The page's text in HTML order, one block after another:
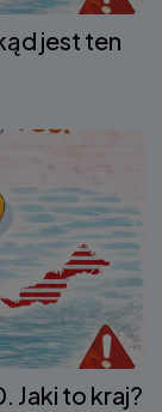
jest ten
Jaki to kraj?